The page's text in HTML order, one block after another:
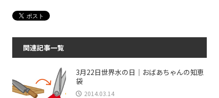
関連記事一覧
3月22日世界水の日｜おばあちゃんの知恵
袋
2014.03.14